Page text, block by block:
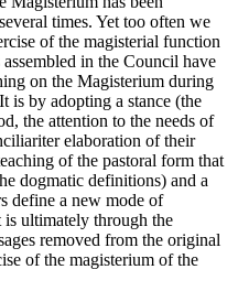
times. Yet too often we
of the magisterial function
in the Council have
on the Magisterium during
is by adopting a stance (the
the attention to the needs of
elaboration of their
of the pastoral form that
dogmatic definitions) and a
define a new mode of
ultimately through the
removed from the original
of the magisterium of the